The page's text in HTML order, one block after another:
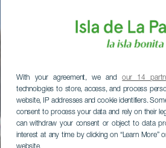
With your agreement, we andour 14
technologies to store, access, and process
website, IP addresses and cookie identifiers.
consent to process your data and rely on their
can withdraw your consent or object to data
interest at any time by clicking on “Learn More”